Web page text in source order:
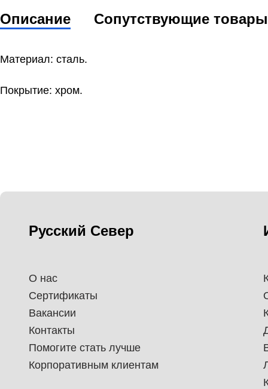
Описание Сопутствующие товары
Материал: сталь.
Покрытие: хром.
Русский Север
О нас
Сертификаты
Вакансии
Контакты
Помогите стать лучше
Корпоративным клиентам